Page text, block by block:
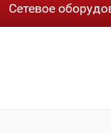
Сетевое